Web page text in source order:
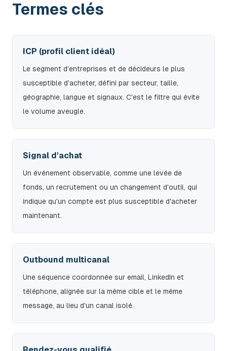
Termes clés
ICP (profil client idéal)
Le segment d'entreprises et de décideurs le plus
susceptible d'acheter, défini par secteur, taille,
géographie, langue et signaux. C'est le filtre qui évite
le volume aveugle.
Signal d'achat
Un événement observable, comme une levée de
fonds, un recrutement ou un changement d'outil, qui
indique qu'un compte est plus susceptible d'acheter
maintenant.
Outbound multicanal
Une séquence coordonnée sur email, LinkedIn et
téléphone, alignée sur la même cible et le même
message, au lieu d'un canal isolé.